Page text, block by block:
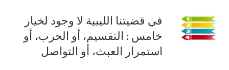
في قضيتنا الليبية لا وجود لخيار
خامس : التقسيم، أو الحرب، أو
استمرار العبث، أو التواصل